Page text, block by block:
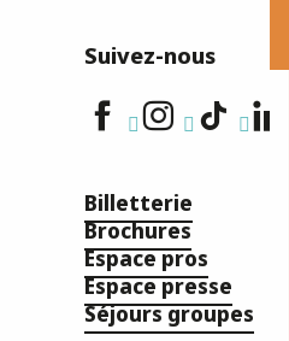
Suivez-nous
Billetterie
Brochures
Espace pros
Espace presse
Séjours groupes